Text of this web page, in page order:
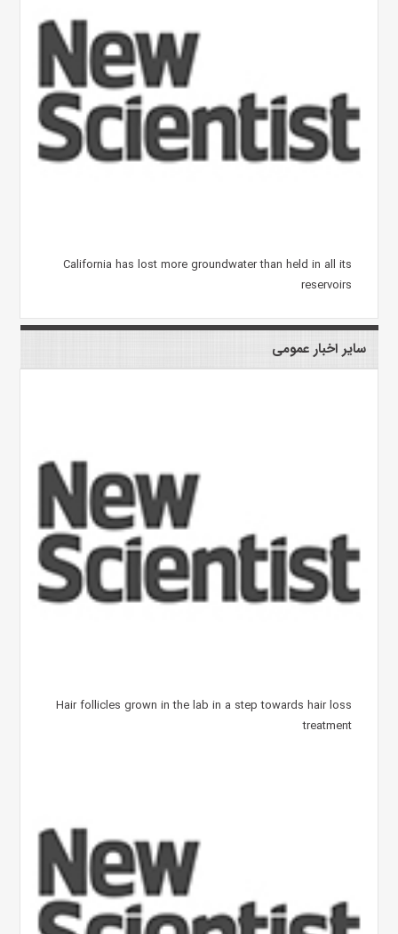
California has lost more groundwater than held in all its
reservoirs
سایر اخبار عمومی
Hair follicles grown in the lab in a step towards hair loss
treatment